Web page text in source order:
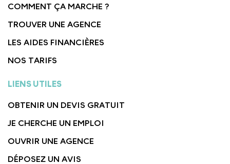
COMMENT ÇA MARCHE ?
TROUVER UNE AGENCE
LES AIDES FINANCIÈRES
NOS TARIFS
LIENS UTILES
OBTENIR UN DEVIS GRATUIT
JE CHERCHE UN EMPLOI
OUVRIR UNE AGENCE
DÉPOSEZ UN AVIS